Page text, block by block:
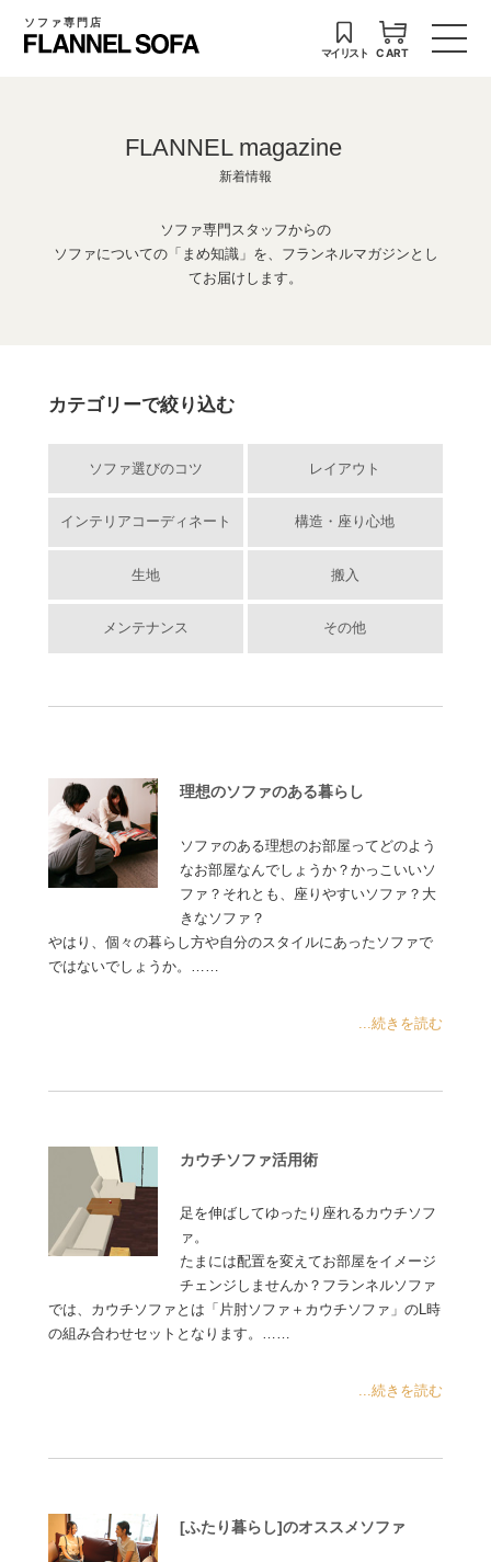
ソファ専門店
マイリスト CART
FLANNEL magazine
新着情報
ソファ専門スタッフからの
ソファについての「まめ知識」を、フランネルマガジンとし
てお届けします。
カテゴリーで絞り込む
ソファ選びのコツ レイアウト
インテリアコーディネート 構造・座り心地
生地 搬入
メンテナンス その他
理想のソファのある暮らし
ソファのある理想のお部屋ってどのよう
なお部屋なんでしょうか？かっこいいソ
ファ？それとも、座りやすいソファ？大
きなソファ？
やはり、個々の暮らし方や自分のスタイルにあったソファで
ではないでしょうか。……
...続きを読む
カウチソファ活用術
足を伸ばしてゆったり座れるカウチソフ
ァ。
たまには配置を変えてお部屋をイメージ
チェンジしませんか？フランネルソファ
では、カウチソファとは「片肘ソファ＋カウチソファ」のL時
の組み合わせセットとなります。……
...続きを読む
[ふたり暮らし]のオススメソファ